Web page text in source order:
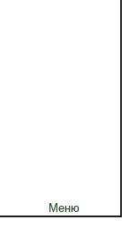
Меню